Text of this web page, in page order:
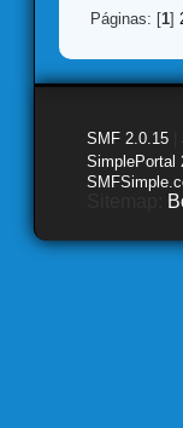
Páginas: [1]
SMF 2.0.15
SimplePortal